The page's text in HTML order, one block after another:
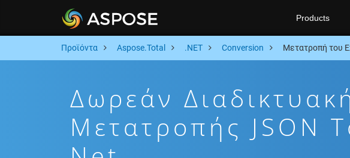
Products
Προϊόντα Aspose.Total .NET Conversion Μετατροπή του
Δωρεάν
Μετατροπής JSON